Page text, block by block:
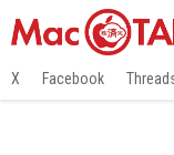
X Facebook